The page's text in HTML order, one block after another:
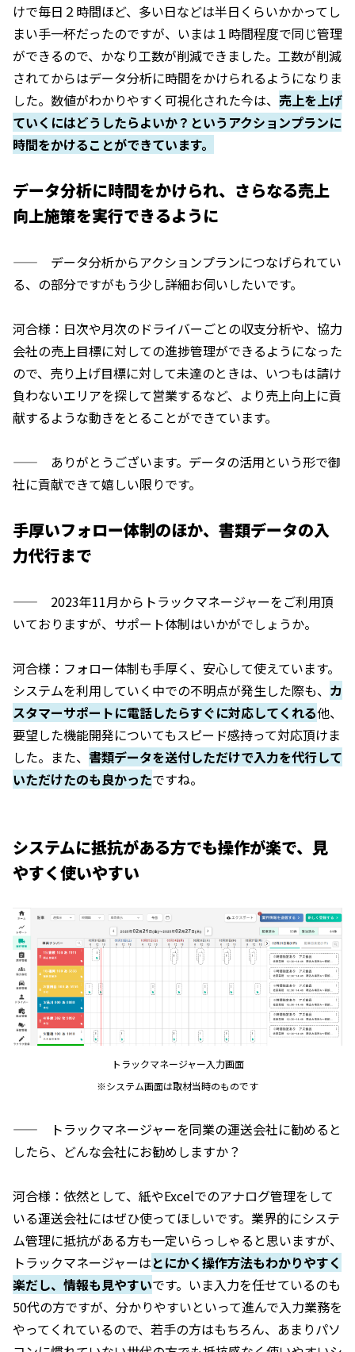
けで毎日２時間ほど、多い日などは半日くらいかかってし
まい手一杯だったのですが、いまは１時間程度で同じ管理
ができるので、かなり工数が削減できました。工数が削減
されてからはデータ分析に時間をかけられるようになりま
した。数値がわかりやすく可視化された今は、 売上を上げ
ていくにはどうしたらよいか？というアクションプランに
時間をかけることができています。
データ分析に時間をかけられ、さらなる売上
向上施策を実行できるように
—— データ分析からアクションプランにつなげられてい
る、の部分ですがもう少し詳細お伺いしたいです。
河合様：日次や月次のドライバーごとの収支分析や、協力
会社の売上目標に対しての進捗管理ができるようになった
ので、売り上げ目標に対して未達のときは、いつもは請け
負わないエリアを探して営業するなど、より売上向上に貢
献するような動きをとることができています。
—— ありがとうございます。データの活用という形で御
社に貢献できて嬉しい限りです。
手厚いフォロー体制のほか、書類データの入
力代行まで
—— 2023年11月からトラックマネージャーをご利用頂
いておりますが、サポート体制はいかがでしょうか。
河合様：フォロー体制も手厚く、安心して使えています。
システムを利用していく中での不明点が発生した際も、 カ
スタマーサポートに電話したらすぐに対応してくれる他、
要望した機能開発についてもスピード感持って対応頂けま
した。また、 書類データを送付しただけで入力を代行して
いただけたのも良かったですね。
システムに抵抗がある方でも操作が楽で、見
やすく使いやすい
トラックマネージャー入力画面
※システム画面は取材当時のものです
—— トラックマネージャーを同業の運送会社に勧めると
したら、どんな会社にお勧めしますか？
河合様：依然として、紙やExcelでのアナログ管理をして
いる運送会社にはぜひ使ってほしいです。業界的にシステ
ム管理に抵抗がある方も一定いらっしゃると思いますが、
トラックマネージャーはとにかく操作方法もわかりやすく
楽だし、情報も見やすいです。いま入力を任せているのも
50代の方ですが、分かりやすいといって進んで入力業務を
やってくれているので、若手の方はもちろん、あまりパソ